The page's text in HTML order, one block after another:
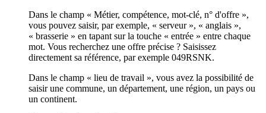
Dans le champ « Métier, compétence, mot-clé, n° d'offre »,
vous pouvez saisir, par exemple, « serveur », « anglais »,
« brasserie » en tapant sur la touche « entrée » entre chaque
mot. Vous recherchez une offre précise ? Saisissez
directement sa référence, par exemple 049RSNK.
Dans le champ « lieu de travail », vous avez la possibilité de
saisir une commune, un département, une région, un pays ou
un continent.